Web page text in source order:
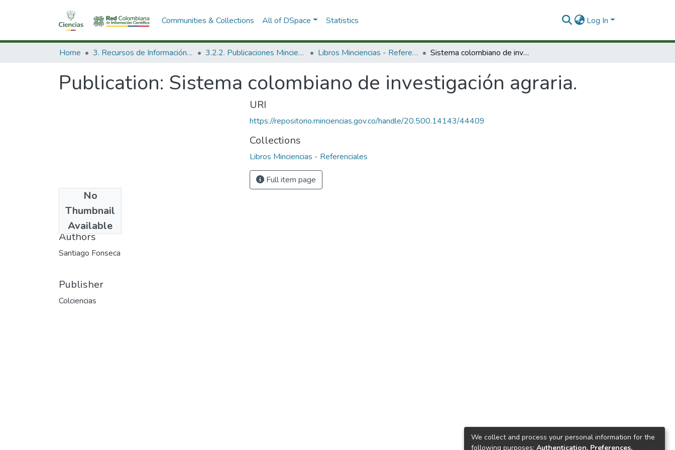
Communities & Collections All of DSpace Statistics Log In
Home 3. Recursos de Información Científica y Tecnológica 3.2.2. Publicaciones Minciencias Libros Minciencias - Referenciales Sistema colombiano de investigación agraria.
Publication: Sistema colombiano de investigación agraria.
No
Thumbnail
Available
1984
Authors
Santiago Fonseca
Publisher
Colciencias
URI
https://repositorio.minciencias.gov.co/handle/20.500.14143/44409
Collections
Libros Minciencias - Referenciales
Full item page
We collect and process your personal information for the
following purposes: Authentication, Preferences,